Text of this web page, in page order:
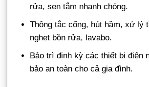
rửa, sen tắm nhanh chóng.
Thông tắc cống, hút hầm, xử lý
nghẹt bồn rửa, lavabo.
Bảo trì định kỳ các thiết bị điện
bảo an toàn cho cả gia đình.